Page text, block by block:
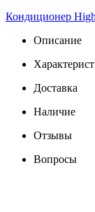
Кондиционер
Описание
Доставка
Наличие
Отзывы
Вопросы